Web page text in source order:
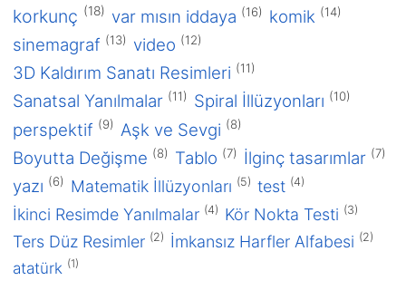
korkunç (18) var mısın iddaya (16) komik (14)
sinemagraf (13) video (12)
3D Kaldırım Sanatı Resimleri (11)
Sanatsal Yanılmalar (11) Spiral İllüzyonları (10)
perspektif (9) Aşk ve Sevgi (8)
Boyutta Değişme (8) Tablo (7) İlginç tasarımlar (7)
yazı (6) Matematik İllüzyonları (5) test (4)
İkinci Resimde Yanılmalar (4) Kör Nokta Testi (3)
Ters Düz Resimler (2) İmkansız Harfler Alfabesi (2)
atatürk (1)
Aralık 2015
2013
Aralık 2013
Mart 2013
2012
Mayıs 2012
Nisan 2012
2011
Ağustos 2011
Paradoks Şekiller Göz Yanılması